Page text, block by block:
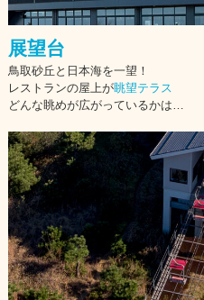
展望台
鳥取砂丘と日本海を一望！
レストランの屋上が眺望テラス
どんな眺めが広がっているかは…